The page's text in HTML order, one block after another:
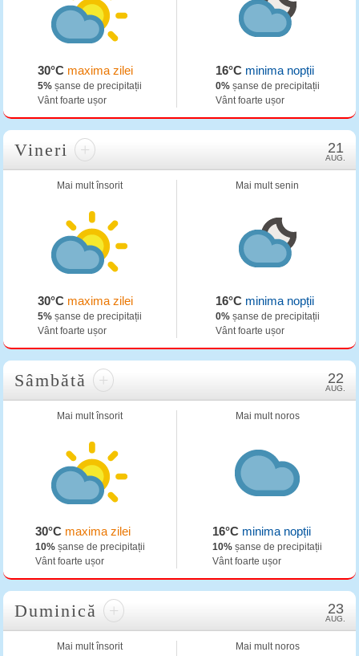
30°C maxima zilei
5% șanse de precipitații
Vânt foarte ușor
16°Cminima nopții
0%șanse de precipitații
Vânt foarte ușor
Vineri + 21
AUG.
Mai mult însorit
30°C maxima zilei
5% șanse de precipitații
Vânt foarte ușor
Mai mult senin
16°Cminima nopții
0%șanse de precipitații
Vânt foarte ușor
Sâmbătă + 22
AUG.
Mai mult însorit
30°Cmaxima zilei
10%șanse de precipitații
Vânt foarte ușor
Mai mult noros
16°C minima nopții
10% șanse de precipitații
Vânt foarte ușor
Duminică + 23
AUG.
Mai mult însorit Mai mult noros